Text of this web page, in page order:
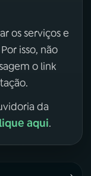
os serviços e
isso, não
o link
da
aqui.